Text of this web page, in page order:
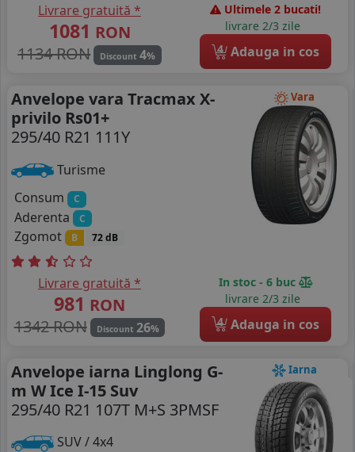
Livrare gratuită *
1081 RON
1134 RON
Discount 4%
Ultimele 2 bucati!
livrare 2/3 zile
4 Adauga in cos
Vara
Anvelope vara Tracmax X-
privilo Rs01+
295/40 R21 111Y
Turisme
Consum
C
Aderenta C
Zgomot B 72 dB
Livrare gratuită *
981 RON
1342 RON
Discount 26%
In stoc - 6 buc
livrare 2/3 zile
4 Adauga in cos
Iarna
Anvelope iarna Linglong G-
m W Ice I-15 Suv
295/40 R21 107T M+S 3PMSF
SUV / 4x4